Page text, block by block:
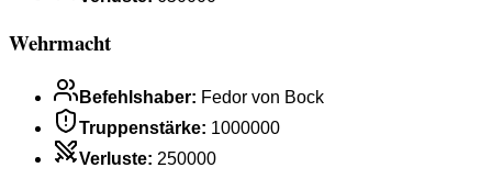
Wehrmacht
Befehlshaber: Fedor von Bock
Truppenstärke: 1000000
Verluste: 250000